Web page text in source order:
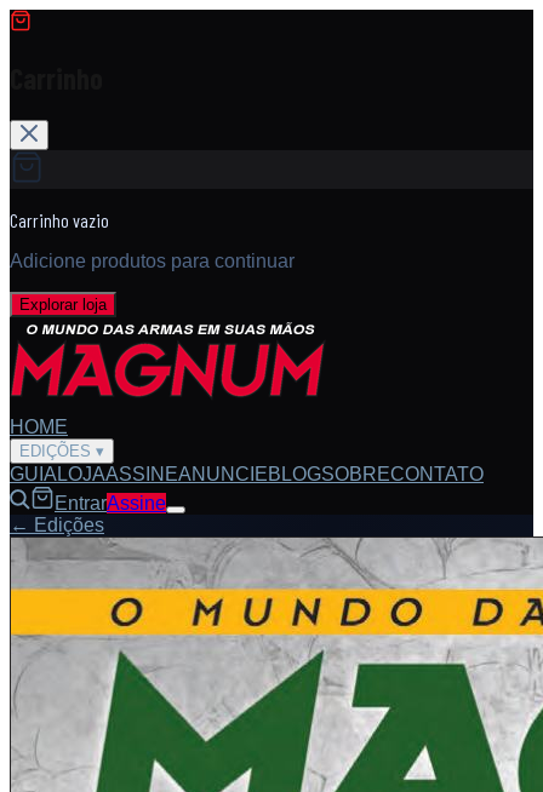
Carrinho vazio
Adicione produtos para continuar
Explorar loja
HOME
EDIÇÕES ▾
GUIA LOJAASSINEANUNCIEBLOGSOBRECONTATO
EntrarAssine
← Edições